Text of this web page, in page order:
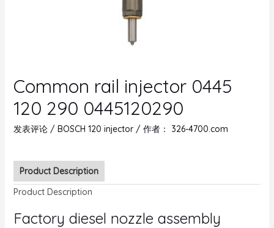
Common rail injector 0445
120 290 0445120290
发表评论 / BOSCH 120 injector/ 作者： 326-4700.com
Product Description
Product Description
Factory diesel nozzle assembly